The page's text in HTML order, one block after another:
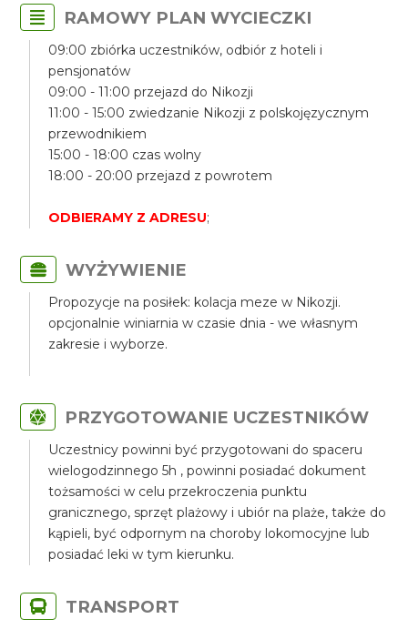
RAMOWY PLAN WYCIECZKI
09:00 zbiórka uczestników, odbiór z hoteli i
pensjonatów
09:00 - 11:00 przejazd do Nikozji
11:00 - 15:00 zwiedzanie Nikozji z polskojęzycznym
przewodnikiem
15:00 - 18:00 czas wolny
18:00 - 20:00 przejazd z powrotem
ODBIERAMY Z ADRESU;
WYŻYWIENIE
Propozycje na posiłek: kolacja meze w Nikozji.
opcjonalnie winiarnia w czasie dnia - we własnym
zakresie i wyborze.
PRZYGOTOWANIE UCZESTNIKÓW
Uczestnicy powinni być przygotowani do spaceru
wielogodzinnego 5h , powinni posiadać dokument
tożsamości w celu przekroczenia punktu
granicznego, sprzęt plażowy i ubiór na plaże, także do
kąpieli, być odpornym na choroby lokomocyjne lub
posiadać leki w tym kierunku.
TRANSPORT